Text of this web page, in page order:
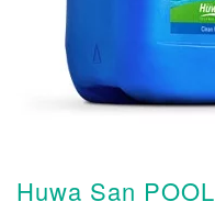
Huwa San POOL